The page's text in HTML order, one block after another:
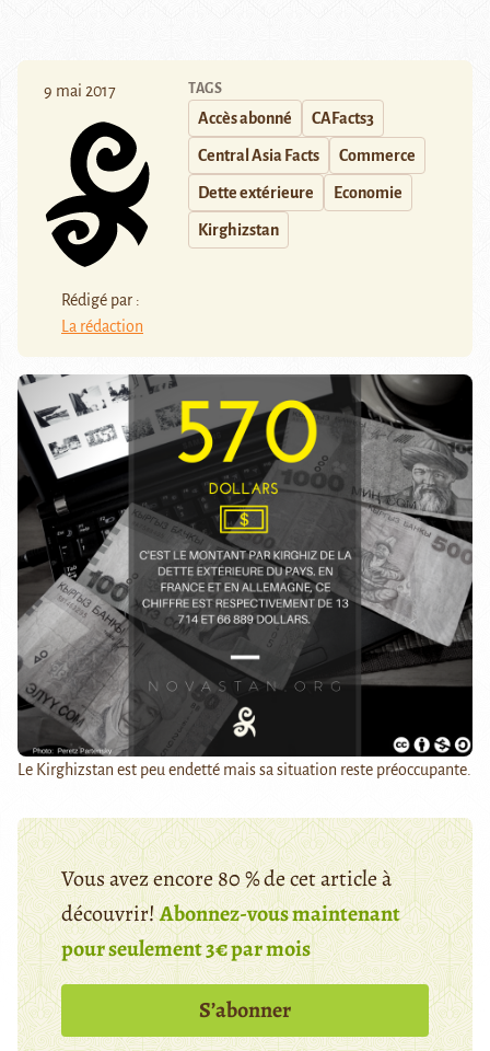
9 mai 2017
Rédigé par :
La rédaction
TAGS
Accès abonné CAFacts3
Central Asia Facts Commerce
Dette extérieure Economie
Kirghizstan
Le Kirghizstan est peu endetté mais sa situation reste préoccupante.
Vous avez encore 80 % de cet article à
découvrir!Abonnez-vous maintenant
pour seulement 3€ par mois
S’abonner